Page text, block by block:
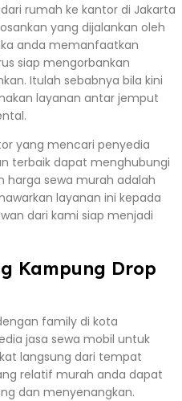
rumah ke kantor di Jakarta
yang dijalankan oleh
anda memanfaatkan
siap mengorbankan
Itulah sebabnya bila kini
layanan antar jemput
yang mencari penyedia
terbaik dapat menghubungi
harga sewa murah adalah
layanan ini kepada
dari kami siap menjadi
Kampung Drop
family di kota
jasa sewa mobil untuk
langsung dari tempat
relatif murah anda dapat
dan menyenangkan.